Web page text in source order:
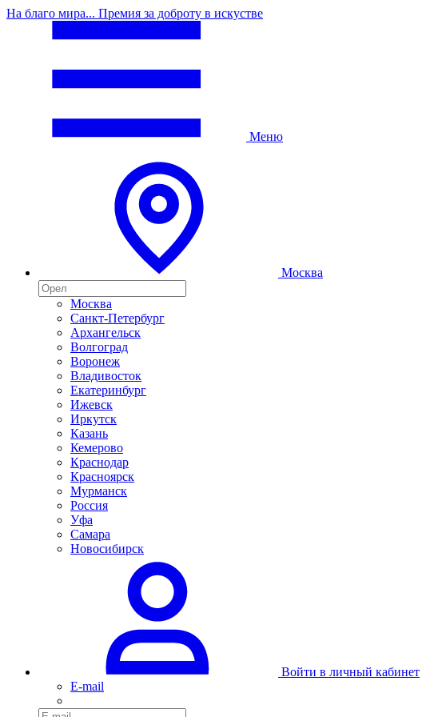
На благо мира... Премия за доброту в искустве
Меню
Москва
Москва
Санкт-Петербург
Архангельск
Волгоград
Воронеж
Владивосток
Екатеринбург
Ижевск
Иркутск
Казань
Кемерово
Краснодар
Красноярск
Мурманск
Россия
Уфа
Самара
Новосибирск
Войти в личный кабинет
E-mail